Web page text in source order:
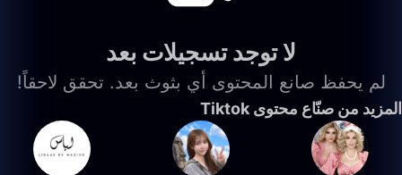
لا توجد تسجيلات بعد
لم يحفظ صانع المحتوى أي بثوث بعد. تحقق لاحقاً!
المزيد من صنّاع محتوى Tiktok